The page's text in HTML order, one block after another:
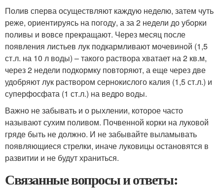
Полив сперва осуществляют каждую неделю, затем чуть
реже, ориентируясь на погоду, а за 2 недели до уборки
поливы и вовсе прекращают. Через месяц после
появления листьев лук подкармливают мочевиной (1,5
ст.л. на 10 л воды) – такого раствора хватает на 2 кв.м,
через 2 недели подкормку повторяют, а еще через две
удобряют лук раствором сернокислого калия (1,5 ст.л.) и
суперфосфата (1 ст.л.) на ведро воды.
Важно не забывать и о рыхлении, которое часто
называют сухим поливом. Почвенной корки на луковой
гряде быть не должно. И не забывайте выламывать
появляющиеся стрелки, иначе луковицы остановятся в
развитии и не будут храниться.
Связанные вопросы и ответы: